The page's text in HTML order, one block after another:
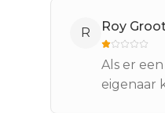
R Roy
Als er
eigenaar